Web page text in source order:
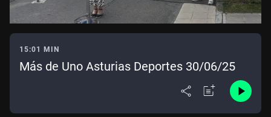
15:01 MIN
Más de Uno Asturias Deportes 30/06/25